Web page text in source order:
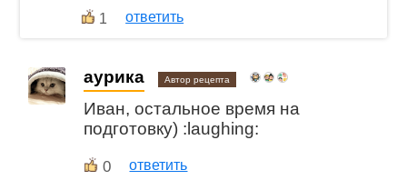
1 ответить
aурика Автор рецепта
Иван, остальное время на
подготовку) :laughing:
0 ответить